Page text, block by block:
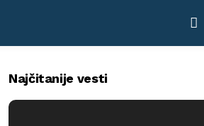
Najčitanije vesti